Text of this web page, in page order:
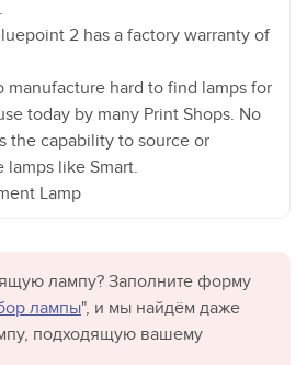
2 has a factory warranty of
manufacture hard to find lamps for
today by many Print Shops. No
the capability to source or
lamps like Smart.
Lamp
лампу? Заполните форму
лампы", и мы найдём даже
подходящую вашему